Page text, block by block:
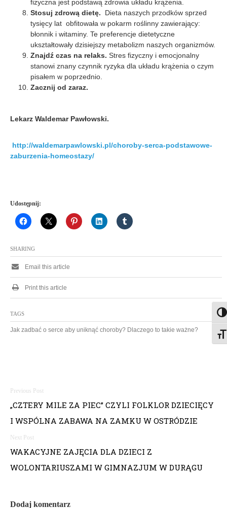
fizyczna jest podstawą zdrowia układu krążenia.
Stosuj zdrową dietę. Dieta naszych przodków sprzed
tysięcy lat obfitowała w pokarm roślinny zawierający:
błonnik i witaminy. Te preferencje dietetyczne
ukształtowały dzisiejszy metabolizm naszych organizmów.
Znajdź czas na relaks. Stres fizyczny i emocjonalny
stanowi znany czynnik ryzyka dla układu krążenia o czym
pisałem w poprzednio.
Zacznij od zaraz.
Lekarz Waldemar Pawłowski.
http://waldemarpawlowski.pl/choroby-serca-podstawowe-
zaburzenia-homeostazy/
Udostępnij:
SHARING
Email this article
Print this article
TAGS
Jak zadbać o serce aby uniknąć choroby? Dlaczego to takie ważne?
N
a
w
i
g
„CZTERY MILE ZA PIEC” CZYLI FOLKLOR DZIECIĘCY
I WSPÓLNA ZABAWA NA ZAMKU W OSTRÓDZIE
WAKACYJNE ZAJĘCIA DLA DZIECI Z
WOLONTARIUSZAMI W GIMNAZJUM W DURĄGU
Dodaj komentarz